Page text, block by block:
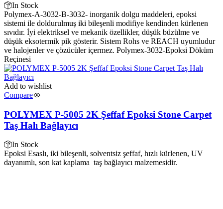
In Stock
Polymex-A-3032-B-3032- inorganik dolgu maddeleri, epoksi
sistemi ile doldurulmuş iki bileşenli modifiye kendinden kürlenen
sıvıdır. İyi elektriksel ve mekanik özellikler, düşük büzülme ve
düşük eksotermik pik gösterir. Sistem Rohs ve REACH uyumludur
ve halojenler ve çözücüler içermez. Polymex-3032-Epoksi Döküm
Reçinesi
Add to wishlist
Compare
POLYMEX P-5005 2K Şeffaf Epoksi Stone Carpet
Taş Halı Bağlayıcı
In Stock
Epoksi Esaslı, iki bileşenli, solventsiz şeffaf, hızlı kürlenen, UV
dayanımlı, son kat kaplama taş bağlayıcı malzemesidir.